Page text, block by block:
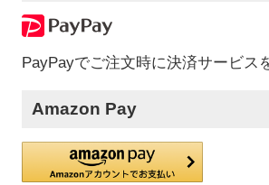
PayPayでご注文時に決済サービス
Amazon Pay